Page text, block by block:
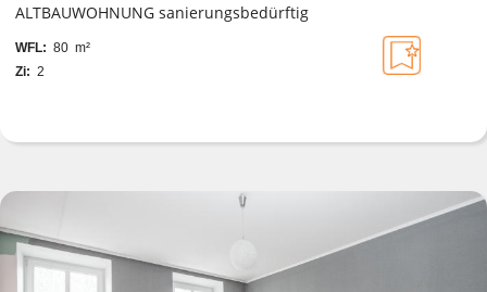
ALTBAUWOHNUNG sanierungsbedürftig
WFL: 80 m²
Zi: 2